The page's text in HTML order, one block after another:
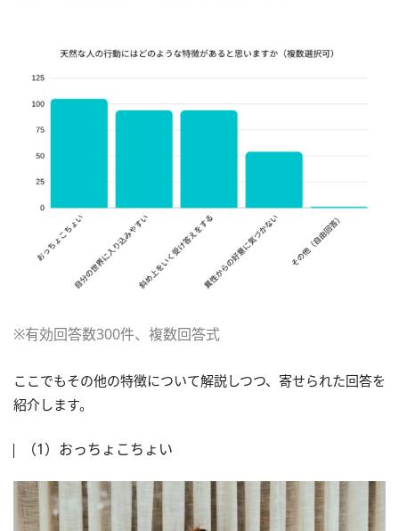
※有効回答数300件、複数回答式
ここでもその他の特徴について解説しつつ、寄せられた回答を
紹介します。
（1）おっちょこちょい